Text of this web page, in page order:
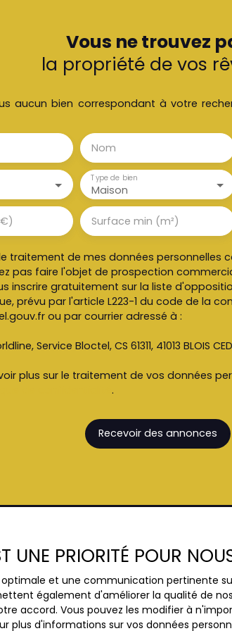
Vous ne trouvez
la propriété de vos
aucun bien correspondant à votre
Nom
Maison
Type de bien
Surface min (m²)
traitement de mes données personnelles
pas faire l'objet de prospection
inscrire gratuitement sur la liste
prévu par l'article L223-1 du code de la
ou par courrier adressé à :
Service Bloctel, CS 61311, 41013 BLOIS
plus sur le traitement de vos données
.
Recevoir des annonces
Estimez votre bien
Vendre avec nous
UNE PRIORITÉ POUR
et une communication pertinente
également d'améliorer la qualité de
accord. Vous pouvez les modifier à
plus d'informations sur vos données